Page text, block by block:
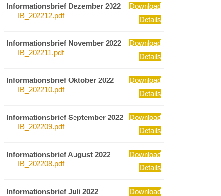
Informationsbrief Dezember 2022
IB_202212.pdf
Download
Details
Informationsbrief November 2022
IB_202211.pdf
Download
Details
Informationsbrief Oktober 2022
IB_202210.pdf
Download
Details
Informationsbrief September 2022
IB_202209.pdf
Download
Details
Informationsbrief August 2022
IB_202208.pdf
Download
Details
Informationsbrief Juli 2022
Download